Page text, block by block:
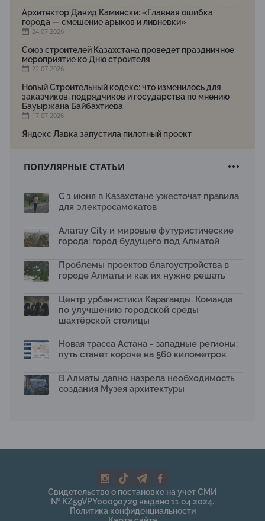
Архитектор Давид Камински: «Главная ошибка
города — смешение арыков и ливневки»
24.07.2026
Союз строителей Казахстана проведет праздничное
мероприятие ко Дню строителя
22.07.2026
Новый Строительный кодекс: что изменилось для
заказчиков, подрядчиков и государства по мнению
Бауыржана Байбахтиева
17.07.2026
Яндекс Лавка запустила пилотный проект
рободоставки в Астане
Архитектурная премия SÄULE ARCHITEKTURPREIS
Первый Дом правительства Алматы станет главной
13.07.2026
В столичном детсаду подвели итоги акции «Таза
отходам
08.07.2026
общественных пространств
06.07.2026
температуру и здоровье людей
03.07.2026
сильных дождей в горах Алматы
02.07.2026
На слушаниях по корректировке СЭО Генплана
130-летняя Майская роща в Таразе станет экопарком
22.06.2026
ПОПУЛЯРНЫЕ СТАТЬИ
С 1 июня в Казахстане ужесточат правила
для электросамокатов
Алатау City и мировые футуристические
города: город будущего под Алматой
Проблемы проектов благоустройства в
городе Алматы и как их нужно решать
Центр урбанистики Караганды. Команда
по улучшению городской среды
шахтёрской столицы
Новая трасса Астана - западные регионы:
путь станет короче на 560 километров
В Алматы давно назрела необходимость
создания Музея архитектуры
Свидетельство о постановке на учет СМИ
№ KZ59VPY00090729 выдано 11.04.2024.
Политика конфиденциальности